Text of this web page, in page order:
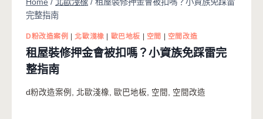
完整指南
D粉改造案例 |北歐淺橡 | 歐巴地板 | 空間 | 空間改造
租屋裝修押金會被扣嗎？小資族免踩雷完
整指南
d粉改造案例 , 北歐淺橡, 歐巴地板, 空間 , 空間改造